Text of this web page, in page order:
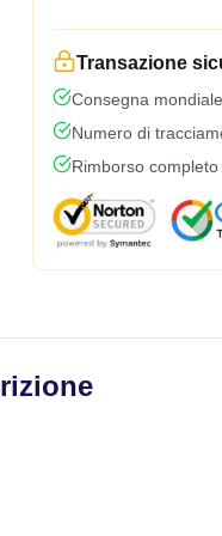
Transazione
Consegna
Numero di
Rimborso